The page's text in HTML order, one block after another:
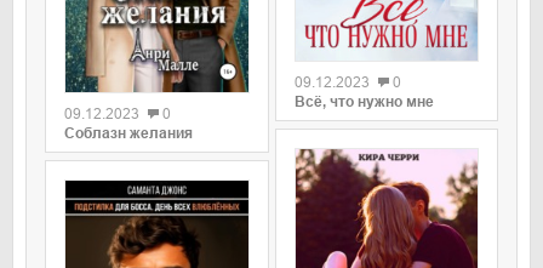
09.12.2023
0
Соблазн желания
09.12.2023
0
Всё, что нужно мне